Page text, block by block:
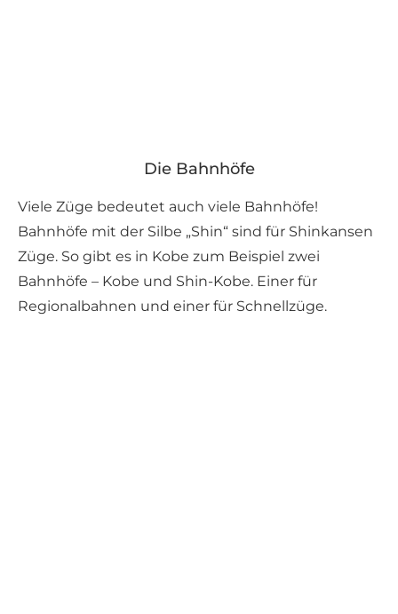
Die Bahnhöfe
Viele Züge bedeutet auch viele Bahnhöfe!
Bahnhöfe mit der Silbe „Shin“ sind für Shinkansen
Züge. So gibt es in Kobe zum Beispiel zwei
Bahnhöfe – Kobe und Shin-Kobe. Einer für
Regionalbahnen und einer für Schnellzüge.